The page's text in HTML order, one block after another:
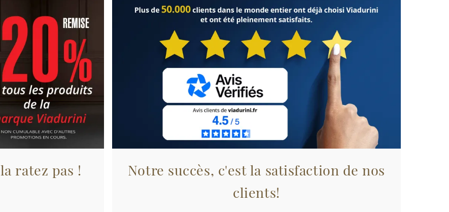
ratez pas !
Notre succès, c'est la satisfaction de nos
clients!